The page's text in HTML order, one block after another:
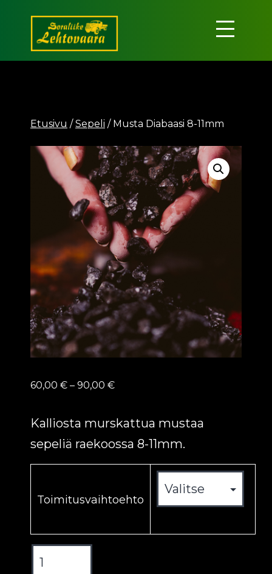
sisältöön
Soraliike
Etusivu /Sepeli / Musta Diabaasi 8-11mm
60,00 € – 90,00 €Hintaluokka:
-
Kalliosta murskattua mustaa
sepeliä raekoossa 8-11mm.
Toimitusvaihtoehto
Diabaasi